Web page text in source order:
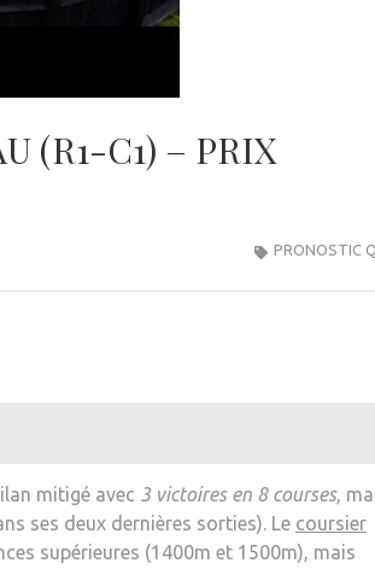
(R1-C1) – PRIX
PRONOSTIC
mitigé avec 3 victoires en 8 courses,
ses deux dernières sorties). Le coursier
supérieures (1400m et 1500m), mais